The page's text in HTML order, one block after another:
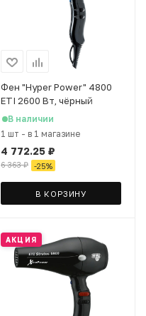
Фен "Hyper Power" 4800
ETI 2600 Вт, чёрный
В наличии
1 шт - в 1 магазине
4 772.25 ₽
6 363₽ -25%
В КОРЗИНУ
АКЦИЯ